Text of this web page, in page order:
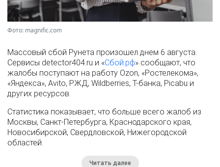
Фото: magnific.com
Массовый сбой Рунета произошел днем 6 августа.
Сервисы detector404.ru и «Сбой.рф» сообщают, что
жалобы поступают на работу Ozon, «Ростелекома»,
«Яндекса», Avito, РЖД, Wildberries, Т-банка, Picabu и
других ресурсов.
Статистика показывает, что больше всего жалоб из
Москвы, Санкт-Петербурга, Краснодарского края,
Новосибирской, Свердловской, Нижегородской
областей.
Читать далее